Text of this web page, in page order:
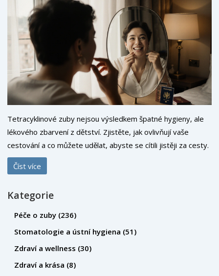
Tetracyklinové zuby nejsou výsledkem špatné hygieny, ale
lékového zbarvení z dětství. Zjistěte, jak ovlivňují vaše
cestování a co můžete udělat, abyste se cítili jistěji za cesty.
Číst více
Kategorie
Péče o zuby (236)
Stomatologie a ústní hygiena (51)
Zdraví a wellness (30)
Zdraví a krása (8)